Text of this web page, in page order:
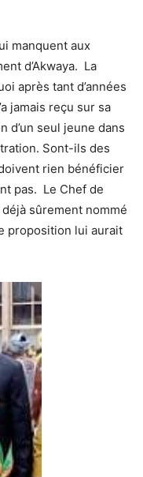
manquent aux
d’Akwaya. La
après tant d’années
jamais reçu sur sa
d’un seul jeune dans
Sont-ils des
rien bénéficier
pas. Le Chef de
sûrement nommé
proposition lui aurait